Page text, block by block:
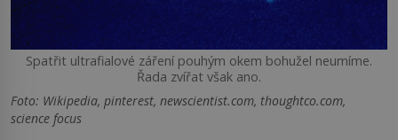
Spatřit ultrafialové záření pouhým okem bohužel neumíme.
Řada zvířat však ano.
Foto: Wikipedia, pinterest, newscientist.com, thoughtco.com,
science focus